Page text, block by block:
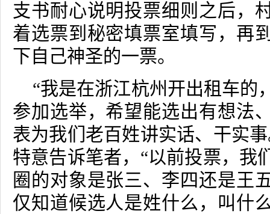
支书耐心说明投票细则之后，
着选票到秘密填票室填写，再
下自己神圣的一票。
“我是在浙江杭州开出租车的
参加选举，希望能选出有想法
表为我们老百姓讲实话、干实
特意告诉笔者，“以前投票，我
圈的对象是张三、李四还是王
仅知道候选人是姓什么，叫什